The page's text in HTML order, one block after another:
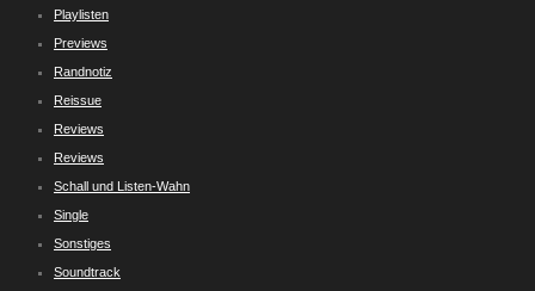
Playlisten
Previews
Randnotiz
Reissue
Reviews
Reviews
Schall und Listen-Wahn
Single
Sonstiges
Soundtrack